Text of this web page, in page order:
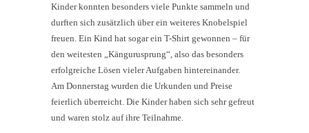
Kinder konnten besonders viele Punkte sammeln und
durften sich zusätzlich über ein weiteres Knobelspiel
freuen. Ein Kind hat sogar ein T-Shirt gewonnen – für
den weitesten „Kängurusprung“, also das besonders
erfolgreiche Lösen vieler Aufgaben hintereinander.
Am Donnerstag wurden die Urkunden und Preise
feierlich überreicht. Die Kinder haben sich sehr gefreut
und waren stolz auf ihre Teilnahme.